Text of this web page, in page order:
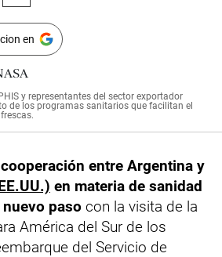
en
y representantes del sector exportador
de los programas sanitarios que facilitan el
cooperación entre Argentina y
en materia de sanidad
paso con la visita de la
América del Sur de los
del Servicio de